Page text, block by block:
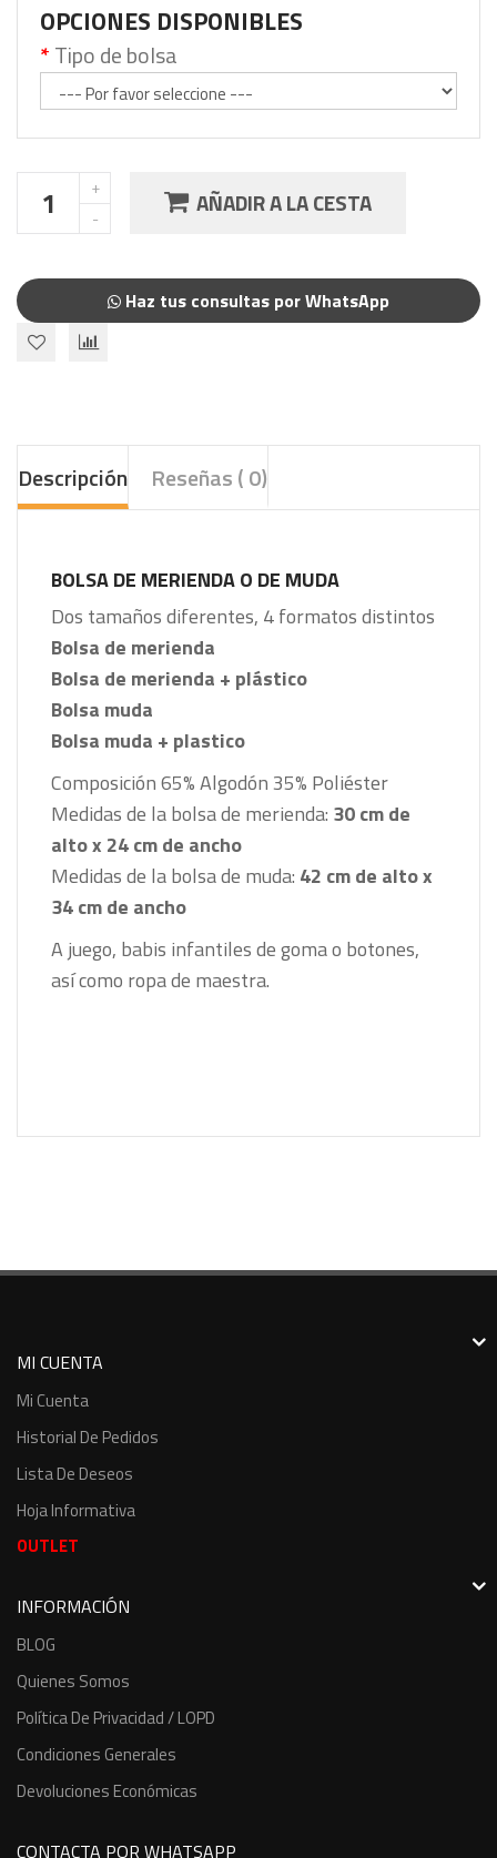
OPCIONES DISPONIBLES
Tipo de bolsa
AÑADIR A LA CESTA
Haz tus consultas por WhatsApp
Descripción Reseñas ( 0)
BOLSA DE MERIENDA O DE MUDA
Dos tamaños diferentes, 4 formatos distintos
Bolsa de merienda
Bolsa de merienda + plástico
Bolsa muda
Bolsa muda + plastico
Composición65% Algodón 35% Poliéster
Medidas de la bolsa de merienda: 30 cm de
alto x 24 cm de ancho
Medidas de la bolsa de muda: 42 cm de alto x
34 cm de ancho
A juego, babis infantiles de goma o botones,
así como ropa de maestra.
MI CUENTA
Mi Cuenta
Historial De Pedidos
Lista De Deseos
Hoja Informativa
OUTLET
INFORMACIÓN
BLOG
Quienes Somos
Política De Privacidad / LOPD
Condiciones Generales
Devoluciones Económicas
CONTACTA POR WHATSAPP